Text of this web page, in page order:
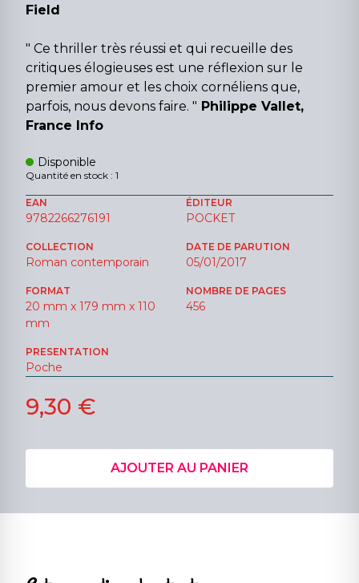
Field
" Ce thriller très réussi et qui recueille des
critiques élogieuses est une réflexion sur le
premier amour et les choix cornéliens que,
parfois, nous devons faire. " Philippe Vallet,
France Info
Disponible
Quantité en stock : 1
EAN
9782266276191
ÉDITEUR
POCKET
COLLECTION
Roman contemporain
DATE DE PARUTION
05/01/2017
FORMAT
20 mm x 179 mm x 110
mm
NOMBRE DE PAGES
456
PRESENTATION
Poche
9,30 €
AJOUTER AU PANIER